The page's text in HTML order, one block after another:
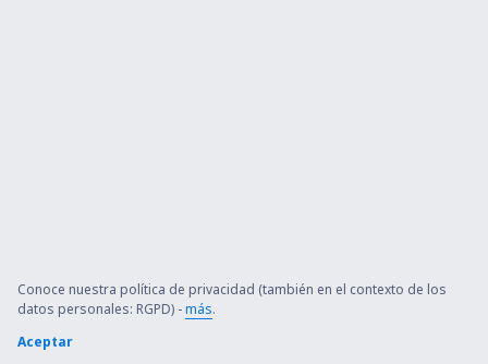
Conoce nuestra política de privacidad (también en el contexto de los
datos personales: RGPD) -más.
Aceptar